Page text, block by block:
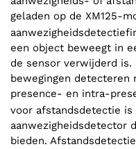
geladen op de XM125-
een object beweegt in
de sensor verwijderd
bewegingen
presence- en intra-
voor afstandsdetectie
aanwezigheidsdetector
bieden.